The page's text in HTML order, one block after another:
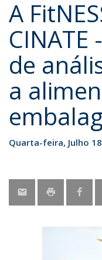
A
de
a
Quarta-feira, Julho